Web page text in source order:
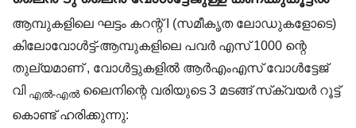
ആമ്പുകളിലെ ഘട്ടം കറന്റ് I (സമീകൃത ലോഡുകളോടെ)
കിലോവോൾട്ട്-ആമ്പുകളിലെ പവർ എസ് 1000 ന്റെ
തുല്യമാണ് , വോൾട്ടുകളിൽ ആർ‌എം‌എസ് വോൾട്ടേജ്
വി എൽ-എൽലൈനിന്റെ വരിയുടെ 3 മടങ്ങ് സ്‌ക്വയർ റൂട്ട്
കൊണ്ട് ഹരിക്കുന്നു: